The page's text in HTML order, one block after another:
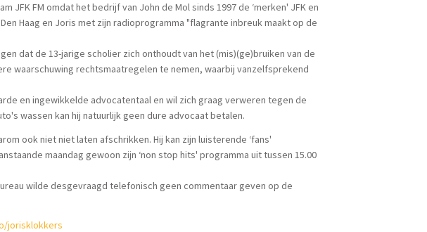
JFK FM omdat het bedrijf van John de Mol sinds 1997 de ‘merken' JFK en
Haag en Joris met zijn radioprogramma "flagrante inbreuk maakt op de
dat de 13-jarige scholier zich onthoudt van het (mis)(ge)bruiken van de
waarschuwing rechtsmaatregelen te nemen, waarbij vanzelfsprekend
en ingewikkelde advocatentaal en wil zich graag verweren tegen de
wassen kan hij natuurlijk geen dure advocaat betalen.
ook niet niet laten afschrikken. Hij kan zijn luisterende ‘fans'
maandag gewoon zijn ‘non stop hits' programma uit tussen 15.00
wilde desgevraagd telefonisch geen commentaar geven op de
jorisklokkers